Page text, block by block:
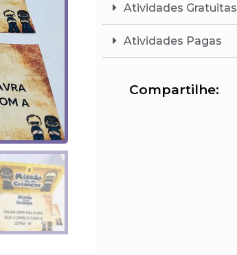
Atividades Gratuitas
Atividades Pagas
Compartilhe: